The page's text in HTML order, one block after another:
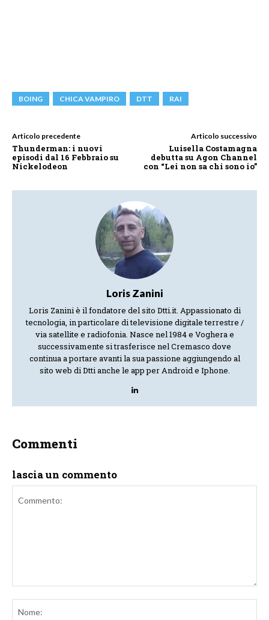
BOING CHICA VAMPIRO DTT RAI
Articolo precedente
Thunderman: i nuovi
episodi dal 16 Febbraio su
Nickelodeon
Articolo successivo
Luisella Costamagna
debutta su Agon Channel
con “Lei non sa chi sono io”
Loris Zanini
Loris Zanini è il fondatore del sito Dtti.it. Appassionato di
tecnologia, in particolare di televisione digitale terrestre /
via satellite e radiofonia. Nasce nel 1984 e Voghera e
successivamente si trasferisce nel Cremasco dove
continua a portare avanti la sua passione aggiungendo al
sito web di Dtti anche le app per Android e Iphone.
Commenti
lascia un commento